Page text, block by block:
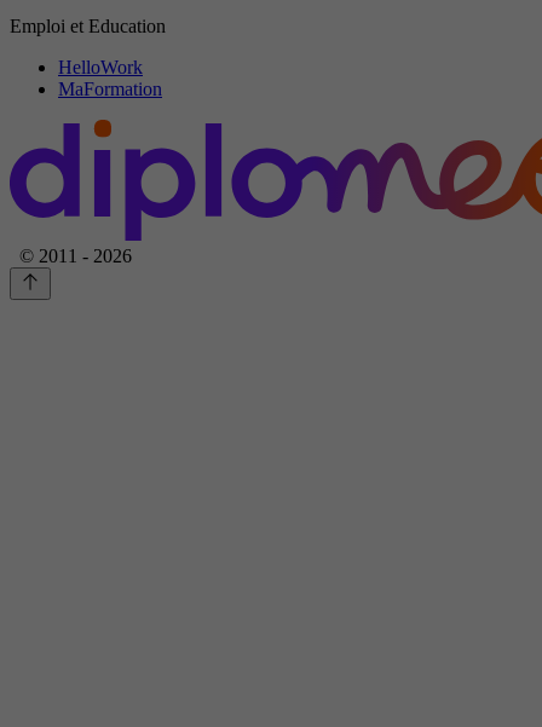
Emploi et Education
HelloWork
MaFormation
© 2011 - 2026